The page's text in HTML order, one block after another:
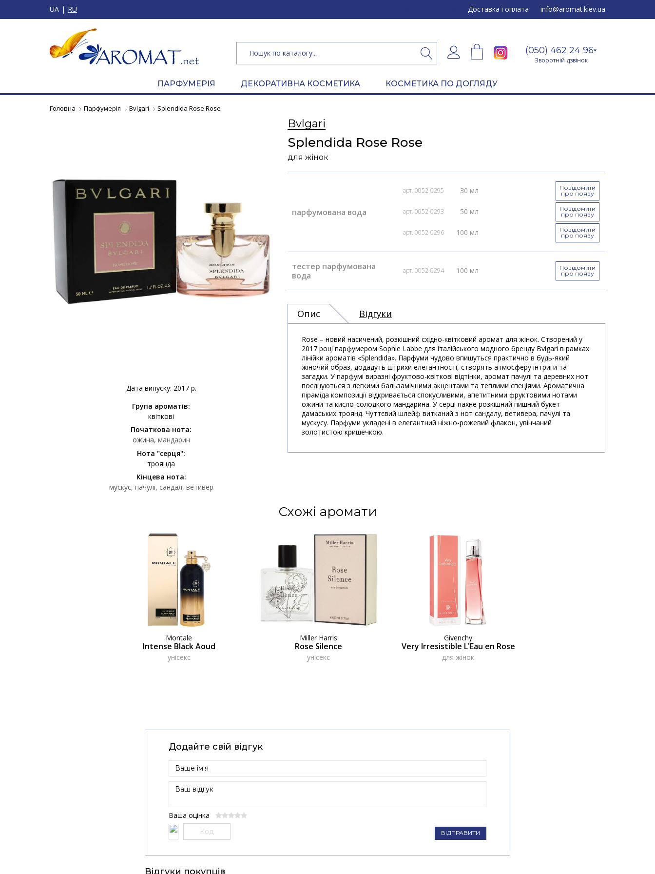
UA RU Доставка і оплата info@aromat.kiev.ua
(050) 462 24 96
Зворотній дзвінок
ПАРФУМЕРІЯ ДЕКОРАТИВНА КОСМЕТИКА КОСМЕТИКА ПО ДОГЛЯДУ
Головна Парфумерія Bvlgari Splendida Rose Rose
Дата випуску: 2017 р.
Група ароматів:
квіткові
Початкова нота:
ожина мандарин
Нота "серця":
троянда
Кінцева нота:
мускус пачулі сандал ветивер
Bvlgari
Splendida Rose Rose
для жінок
арт. 0052-0295 30 мл
Повідомити
про появу
арт. 0052-0293 50 мл
Повідомити
про появу
парфумована вода
арт. 0052-0296 100 мл
Повідомити
про появу
тестер парфумована
вода
арт. 0052-0294 100 мл
Повідомити
про появу
Опис Відгуки
Rose – новий насичений, розкішний східно-квітковий аромат для жінок. Створений у
2017 році парфумером Sophie Labbe для італійського модного бренду Bvlgari в рамках
лінійки ароматів «Splendida». Парфуми чудово впишуться практично в будь-який
жіночий образ, додадуть штрихи елегантності, створять атмосферу інтриги та
загадки. У парфумі виразні фруктово-квіткові відтінки, аромат пачулі та деревних нот
поєднуються з легкими бальзамічними акцентами та теплими спеціями. Ароматична
піраміда композиції відкривається спокусливими, апетитними фруктовими нотами
ожини та кисло-солодкого мандарина. У серці пахне розкішний пишний букет
дамаських троянд. Чуттєвий шлейф витканий з нот сандалу, ветивера, пачулі та
мускусу. Парфуми укладені в елегантний ніжно-рожевий флакон, увінчаний
золотистою кришечкою.
Схожі аромати
Montale
Intense Black Aoud
унісекс
Miller Harris
Rose Silence
унісекс
Givenchy
Very Irresistible L'Eau en Rose
для жінок
Додайте свій відгук
Ваша оцінка
ВІДПРАВИТИ
Відгуки покупців